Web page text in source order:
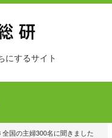
にするサイト
全国の主婦300名に聞きました